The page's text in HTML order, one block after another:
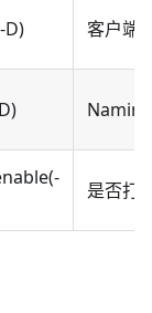
D) 客户端
是否打